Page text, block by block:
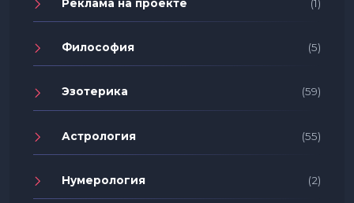
Реклама на проекте (1)
Философия (5)
Эзотерика (59)
Астрология (55)
Нумерология (2)